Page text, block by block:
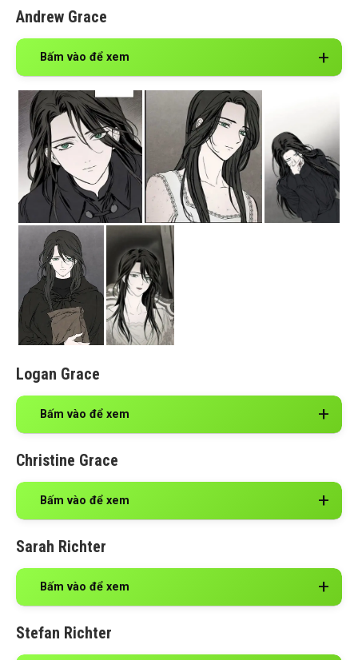
Andrew Grace
Bấm vào để xem
Logan Grace
Bấm vào để xem
Christine Grace
Bấm vào để xem
Sarah Richter
Bấm vào để xem
Stefan Richter